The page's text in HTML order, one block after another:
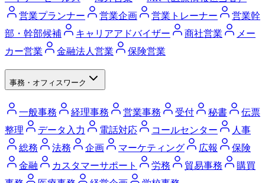
営業プランナー
営業企画 営業トレーナー
営業幹
部・幹部候補
キャリアアドバイザー 商社営業
メー
カー営業
金融法人営業 保険営業
事務・オフィスワーク
一般事務 経理事務 営業事務 受付 秘書
伝票
整理
データ入力 電話対応 コールセンター
人事
総務
法務 企画 マーケティング 広報
保険
金融
カスタマーサポート 労務 貿易事務
購買